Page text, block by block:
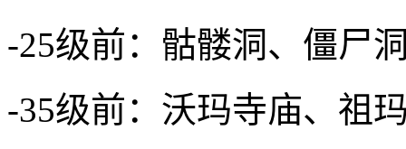
-25级前：骷髅洞、僵尸
-35级前：沃玛寺庙、祖